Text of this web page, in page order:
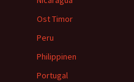
Ost Timor
Peru
Philippinen
Portugal